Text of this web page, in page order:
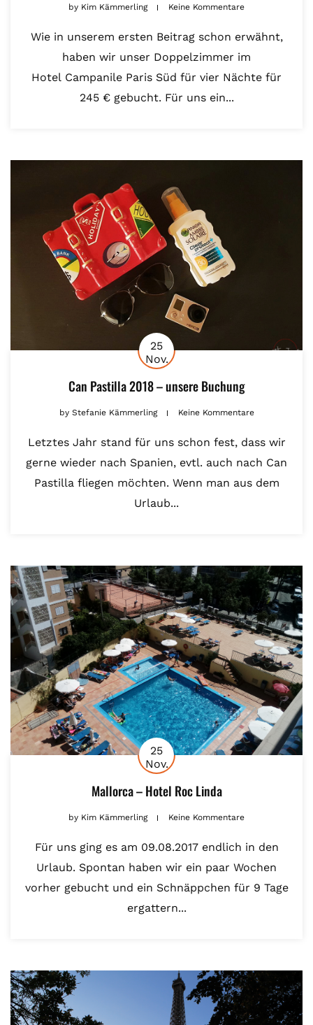
by Kim Kämmerling Keine Kommentare
Wie in unserem ersten Beitrag schon erwähnt,
haben wir unser Doppelzimmer im
Hotel Campanile Paris Süd für vier Nächte für
245 € gebucht. Für uns ein...
25
Nov.
Can Pastilla 2018 – unsere Buchung
byStefanie Kämmerling Keine Kommentare
Letztes Jahr stand für uns schon fest, dass wir
gerne wieder nach Spanien, evtl. auch nach Can
Pastilla fliegen möchten. Wenn man aus dem
Urlaub...
25
Nov.
Mallorca – Hotel Roc Linda
by Kim Kämmerling Keine Kommentare
Für uns ging es am 09.08.2017 endlich in den
Urlaub. Spontan haben wir ein paar Wochen
vorher gebucht und ein Schnäppchen für 9 Tage
ergattern...